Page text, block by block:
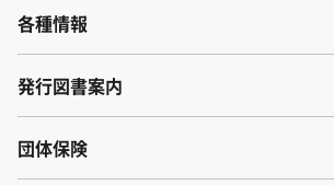
各種情報
発行図書案内
団体保険